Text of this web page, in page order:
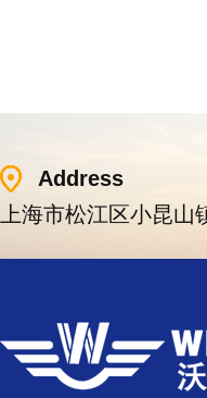
Address
上海市松江区小昆